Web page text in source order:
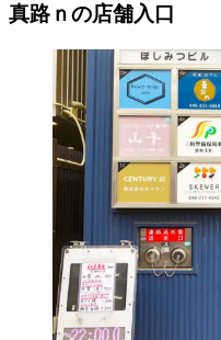
真路ｎの店舗入口